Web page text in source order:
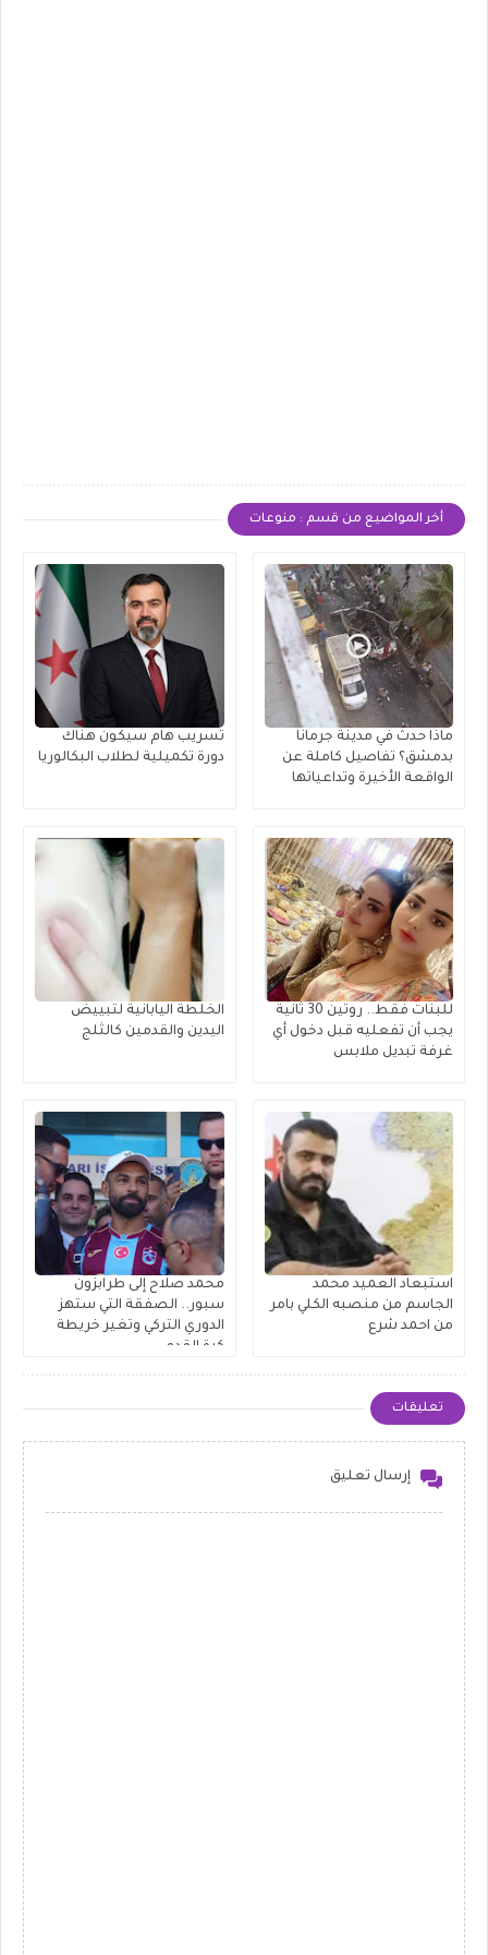
أخر المواضيع من قسم : منوعات
ماذا حدث في مدينة جرمانا
بدمشق؟ تفاصيل كاملة عن
الواقعة الأخيرة وتداعياتها
تسريب هام سيكون هناك
دورة تكميلية لطلاب البكالوريا
للبنات فقط.. روتين 30 ثانية
يجب أن تفعليه قبل دخول أي
غرفة تبديل ملابس
الخلطة اليابانية لتبييض
اليدين والقدمين كالثلج
استبعاد العميد محمد
الجاسم من منصبه الكلي بامر
من احمد شرع
محمد صلاح إلى طرابزون
سبور.. الصفقة التي ستهز
الدوري التركي وتغير خريطة
كرة القدم
تعليقات
إرسال تعليق